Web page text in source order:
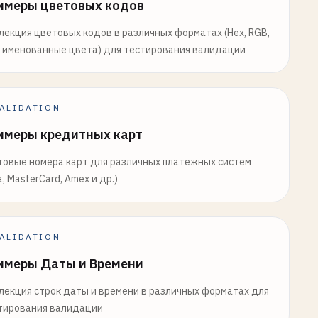
цветовых кодов
цветовых кодов в различных форматах (Hex, RGB,
именованные цвета) для тестирования валидации
кредитных карт
номера карт для различных платежных систем
MasterCard, Amex и др.)
Даты и Времени
строк даты и времени в различных форматах для
валидации